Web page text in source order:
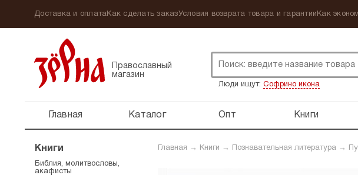
Доставка и оплатаКак сделать заказУсловия возврата товара и гарантии Как
Православный
магазин
Люди ищут: Софрино икона
Главная Каталог Опт Книги
Главная → Книги → Познавательная литература →
Книги
Библия, молитвословы,
акафисты